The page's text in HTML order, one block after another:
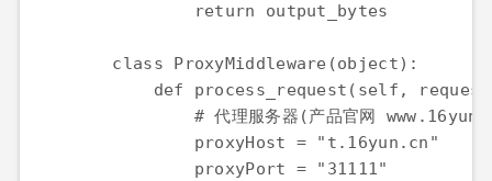
return
output_bytes
class ProxyMiddleware (object
def
process_request ( self , request
# 代理服务器(产品官网
proxyHost
=
"t.16yun.cn"
proxyPort
= "31111"